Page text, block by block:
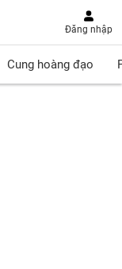
Đăng nhập
Cung hoàng đạo